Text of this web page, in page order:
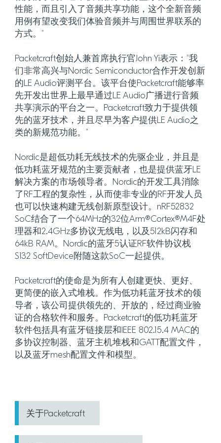
性能，而且引入了音频共享功能，这个全新音频
用例有望改变我们体验音频并与周围世界联系的
方式。”
Packetcraft创始人兼首席执行官John Yi表示：“我
们非常高兴与Nordic Semiconductor合作开发创新
的LE Audio评测平台。该平台使Packetcraft能够率
先开发出世界上最早通过LE Audio广播进行音频
共享演示的平台之一。Packetcraft致力于提供领
先的蓝牙技术，并且尽早为客户提供LE Audio之
类的新规范功能。”
Nordic是超低功耗无线技术的先驱企业，并且是
低功耗蓝牙规范的主要贡献者，也是提供蓝牙LE
解决方案的市场领导者。Nordic的开发工具消除
了RF工程的复杂性，从而使非专业的RF开发人员
也可以快速构建无线创新原型设计。nRF52832
SoC结合了一个64MHz的32位Arm®Cortex®M4F处
理器和2.4GHz多协议无线电，以及512kB闪存和
64kB RAM。Nordic的蓝牙5认证RF软件协议栈
S132 SoftDevice附随这款SoC一起提供。
Packetcraft的使命是为所有人创建更快、更好、
更简便的嵌入式堆栈。作为低功耗蓝牙技术的领
导者，该公司提供领先的、开放的，经过商业验
证的合格软件和服务。Packetcraft的低功耗蓝牙
软件包括具有蓝牙链接层和IEEE 802.15.4 MAC的
多协议控制器、蓝牙主机堆栈和GATT配置文件，
以及蓝牙mesh配置文件和模型。
关于Packetcraft